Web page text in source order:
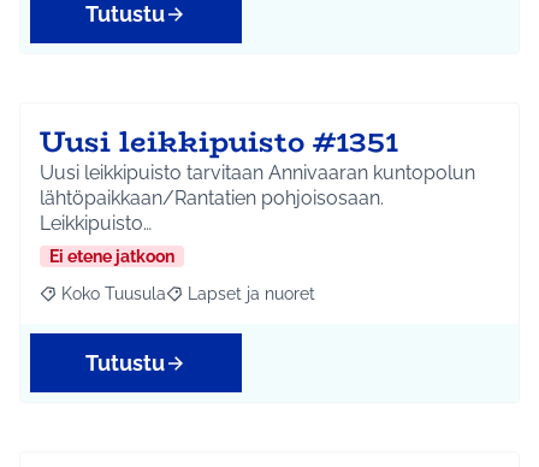
Tutustu
Uusi leikkipuisto #1351
Uusi leikkipuisto tarvitaan Annivaaran kuntopolun
lähtöpaikkaan/Rantatien pohjoisosaan.
Leikkipuisto…
Ei etene jatkoon
Rajaa tulokset aihepiirin mukaan: Koko Tuusula
Koko Tuusula Rajaa tulokset teeman mukaan: Lapset ja
Lapset ja nuoret
Tutustu